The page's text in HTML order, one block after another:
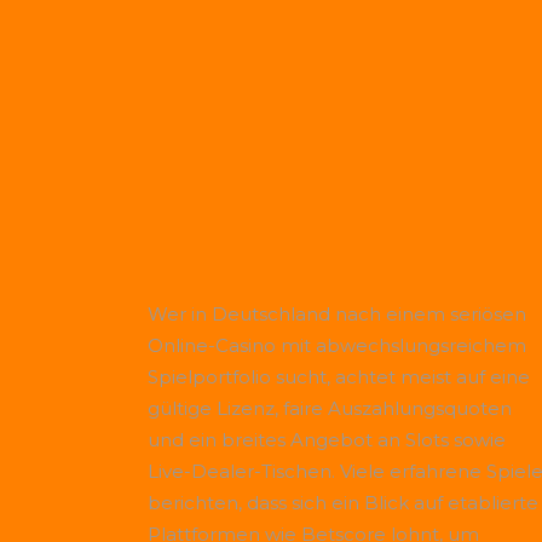
Wer in Deutschland nach einem seriösen
Online-Casino mit abwechslungsreichem
Spielportfolio sucht, achtet meist auf eine
gültige Lizenz, faire Auszahlungsquoten
und ein breites Angebot an Slots sowie
Live-Dealer-Tischen. Viele erfahrene
berichten, dass sich ein Blick auf etablierte
Plattformen wie Betscore lohnt, um